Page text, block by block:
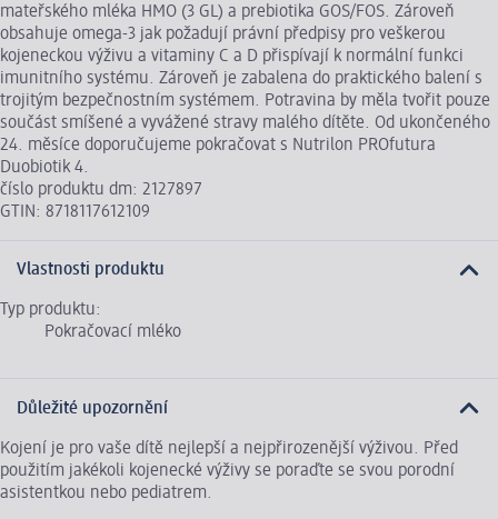
mateřského mléka HMO (3 GL) a prebiotika GOS/FOS. Zároveň
obsahuje omega-3 jak požadují právní předpisy pro veškerou
kojeneckou výživu a vitaminy C a D přispívají k normální funkci
imunitního systému. Zároveň je zabalena do praktického balení s
trojitým bezpečnostním systémem. Potravina by měla tvořit pouze
součást smíšené a vyvážené stravy malého dítěte. Od ukončeného
24. měsíce doporučujeme pokračovat s Nutrilon PROfutura
Duobiotik 4.
číslo produktu dm: 2127897
GTIN: 8718117612109
Vlastnosti produktu
Typ produktu:
Pokračovací mléko
Důležité upozornění
Kojení je pro vaše dítě nejlepší a nejpřirozenější výživou. Před
použitím jakékoli kojenecké výživy se poraďte se svou porodní
asistentkou nebo pediatrem.